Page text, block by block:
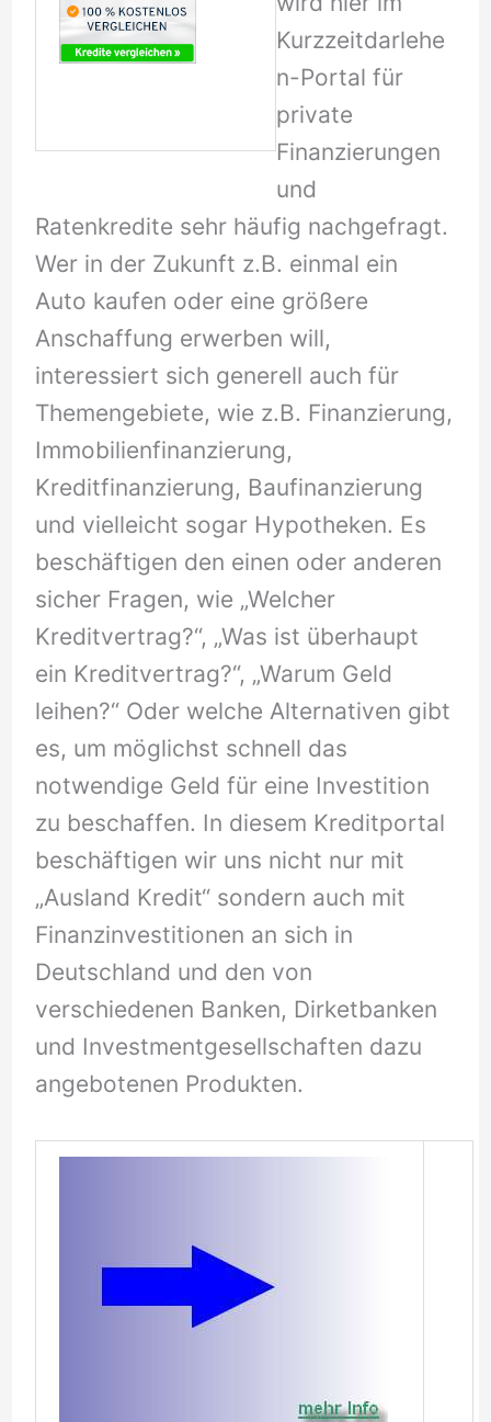
Kurzzeitdarlehe
n-Portal für
private
Finanzierungen
und
Ratenkredite sehr häufig nachgefragt.
Wer in der Zukunft z.B. einmal ein
Auto kaufen oder eine größere
Anschaffung erwerben will,
interessiert sich generell auch für
Themengebiete, wie z.B. Finanzierung,
Immobilienfinanzierung,
Kreditfinanzierung, Baufinanzierung
und vielleicht sogar Hypotheken. Es
beschäftigen den einen oder anderen
sicher Fragen, wie „Welcher
Kreditvertrag?“, „Was ist überhaupt
ein Kreditvertrag?“, „Warum Geld
leihen?“ Oder welche Alternativen gibt
es, um möglichst schnell das
notwendige Geld für eine Investition
zu beschaffen. In diesem Kreditportal
beschäftigen wir uns nicht nur mit
„Ausland Kredit“ sondern auch mit
Finanzinvestitionen an sich in
Deutschland und den von
verschiedenen Banken, Dirketbanken
und Investmentgesellschaften dazu
angebotenen Produkten.